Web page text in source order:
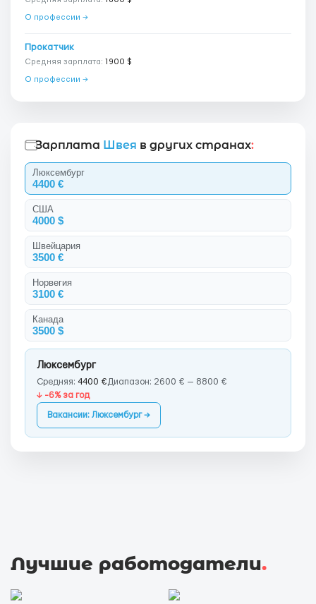
О профессии →
Прокатчик
Средняя зарплата: 1900 $
О профессии →
Зарплата Швея в других странах:
Люксембург
4400 €
США
4000 $
Швейцария
3500 €
Норвегия
3100 €
Канада
3500 $
Люксембург
Средняя: 4400 € Диапазон: 2600 € — 8800 €
↓ -6% за год
Вакансии: Люксембург →
Лучшие работодатели.